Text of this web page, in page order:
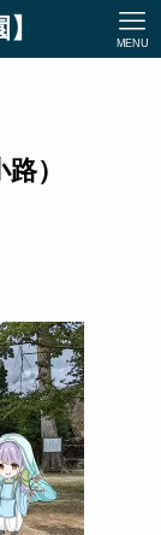
MENU
）